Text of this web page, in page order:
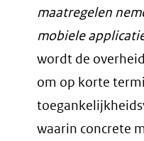
maatregelen
mobiele
wordt de
om op korte
waarin concrete